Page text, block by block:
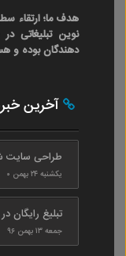
هدف ما؛ ارتقاء
نوین تبلیغاتی
دهندگان بوده و
آخرین
طراحی سایت
یکشنبه ۲۴ بهمن ۰
تبلیغ رایگان در 15 سایت تبلیغاتی
جمعه ۱۳ بهمن ۹۶